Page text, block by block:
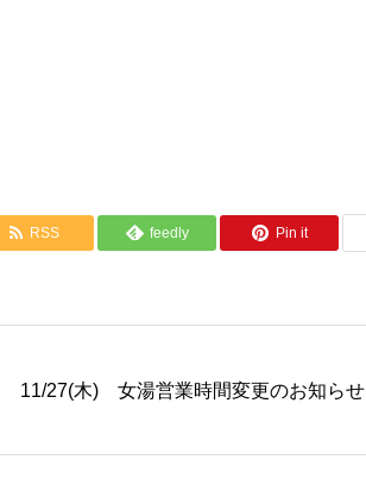
RSS feedly Pin it
11/27(木) 女湯営業時間変更のお知らせ